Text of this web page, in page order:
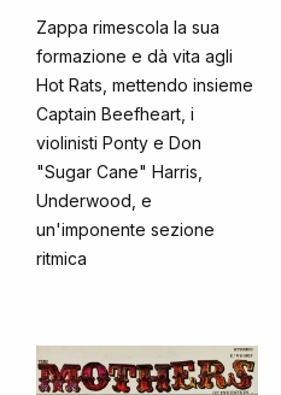
Zappa rimescola la sua
formazione e dà vita agli
Hot Rats, mettendo insieme
Captain Beefheart, i
violinisti Ponty e Don
"Sugar Cane" Harris,
Underwood, e
un'imponente sezione
ritmica